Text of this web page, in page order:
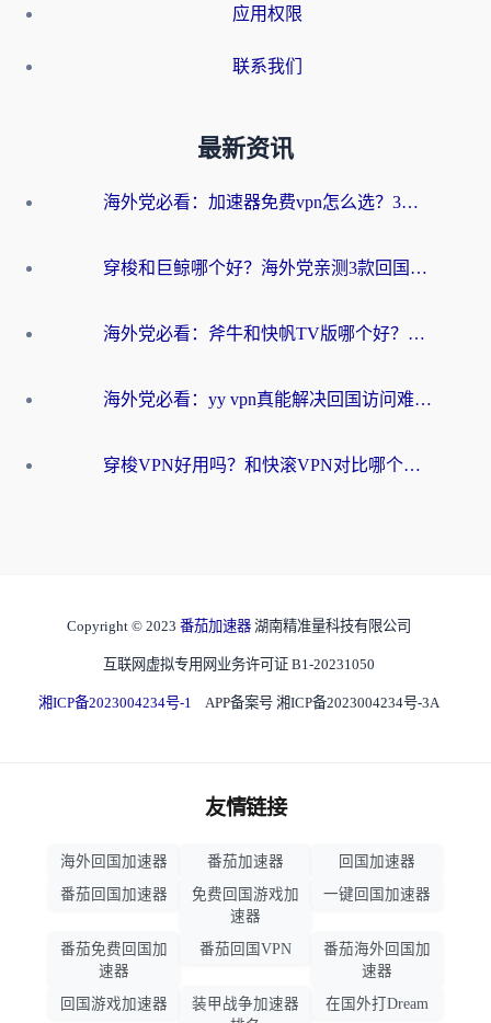
应用权限
联系我们
最新资讯
海外党必看：加速器免费vpn怎么选？3步教你无缝访问国内资源
穿梭和巨鲸哪个好？海外党亲测3款回国加速器，教你避开90%的坑
海外党必看：斧牛和快帆TV版哪个好？3分钟选对回国加速器，无缝刷B站、追热剧
海外党必看：yy vpn真能解决回国访问难题？附云极initap测评+免费方案对比
穿梭VPN好用吗？和快滚VPN对比哪个回国效果更好？海外党选回国加速器必看指南
Copyright © 2023 番茄加速器 湖南精准量科技有限公司
互联网虚拟专用网业务许可证 B1-20231050
湘ICP备2023004234号-1 APP备案号 湘ICP备2023004234号-3A
友情链接
海外回国加速器 番茄加速器
回国加速器
番茄回国加速器
免费回国游戏加
速器
一键回国加速器
番茄免费回国加
速器
番茄回国VPN
番茄海外回国加
速器
回国游戏加速器
装甲战争加速器
在国外打Dream